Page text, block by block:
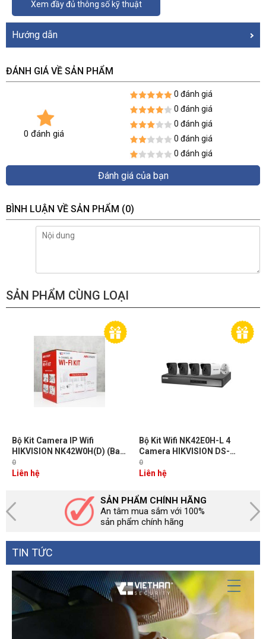
Xem đầy đủ thông số kỹ thuật
Hướng dẫn
ĐÁNH GIÁ VỀ SẢN PHẨM
0 đánh giá
0 đánh giá
0 đánh giá
0 đánh giá
0 đánh giá
0 đánh giá
Đánh giá của bạn
BÌNH LUẬN VỀ SẢN PHẨM (0)
SẢN PHẨM CÙNG LOẠI
Bộ Kit Camera IP Wifi
HIKVISION NK42W0H(D) (Bao
gồm 1 đầu ghi Wifi 4 kênh + 4
camera 2MP)
0
Liên hệ
Bộ Kit Wifi NK42E0H-L 4
Camera HIKVISION DS-
2CD1023G0E-I(L) Full HD
1080P + 1 Đầu ghi HIKVISION
0
Liên hệ
SẢN PHẨM CHÍNH HÃNG
An tâm mua sắm với 100%
sản phẩm chính hãng
TIN TỨC